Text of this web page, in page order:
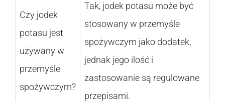
Czy jodek
potasu jest
używany w
przemyśle
spożywczym?
Tak, jodek potasu może być
stosowany w przemyśle
spożywczym jako dodatek,
jednak jego ilość i
zastosowanie są regulowane
przepisami.